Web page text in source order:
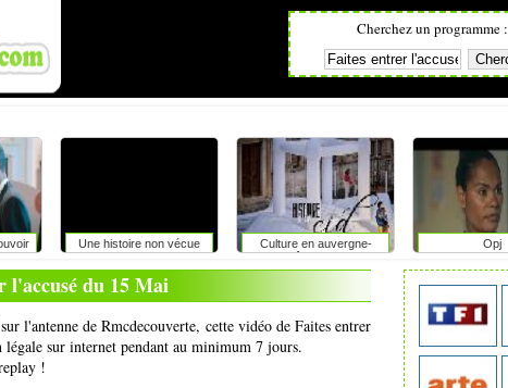
Cherchez un programme :
Une histoire non vécue
Culture en auvergne-
rhône-alpes
Opj
l'accusé du 15 Mai
l'antenne de Rmcdecouverte, cette vidéo de Faites entrer
sur internet pendant au minimum 7 jours.
!